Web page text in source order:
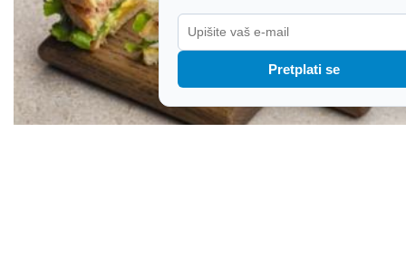
Pretplati se